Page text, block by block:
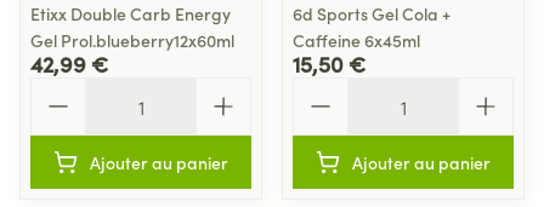
Etixx Double Carb Energy
Gel Prol.blueberry12x60ml
42,99 €
Ajouter au panier
6d Sports Gel Cola +
Caffeine 6x45ml
15,50 €
Ajouter au panier